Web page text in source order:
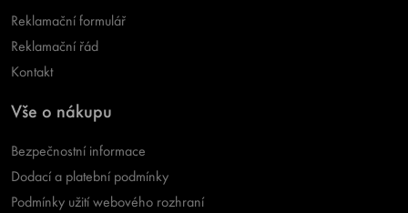
Reklamační formulář
Reklamační řád
Kontakt
Vše o nákupu
Bezpečnostní informace
Dodací a platební podmínky
Podmínky užití webového rozhraní